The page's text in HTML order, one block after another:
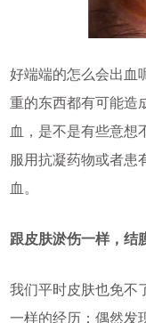
好端端的怎么会出血
重的东西都有可能造
血，是不是有些意想
服用抗凝药物或者患
血。
跟皮肤淤伤一样，结
我们平时皮肤也免不
一样的经历：偶然发